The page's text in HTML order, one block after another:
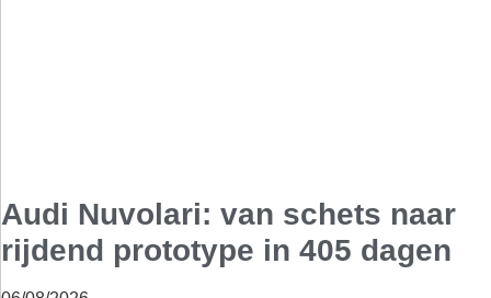
Audi Nuvolari: van schets naar
rijdend prototype in 405 dagen